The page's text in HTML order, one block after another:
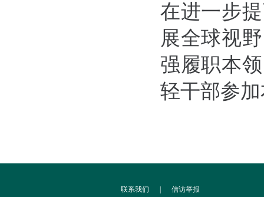
在进一步
展全球视
强履职本
轻干部参
联系我们 信访举报